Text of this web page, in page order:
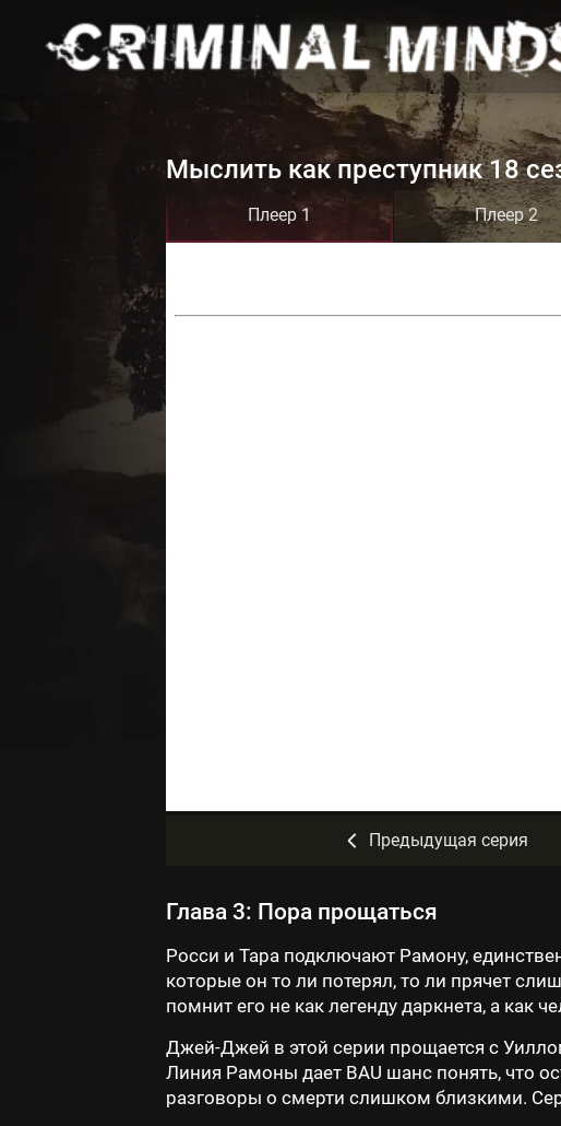
Мыслить как преступник 18
Плеер 1 Плеер 2
Предыдущая серия
Глава 3: Пора прощаться
Росси и Тара подключают Рамону,
которые он то ли потерял, то ли прячет
помнит его не как легенду даркнета, а как
Джей-Джей в этой серии прощается с
Линия Рамоны дает BAU шанс понять, что
разговоры о смерти слишком близкими.